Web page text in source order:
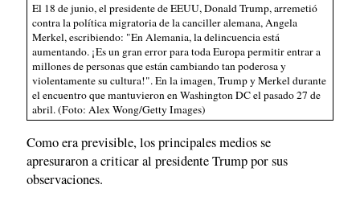
El 18 de junio, el presidente de EEUU, Donald Trump, arremetió
contra la política migratoria de la canciller alemana, Angela
Merkel, escribiendo: "En Alemania, la delincuencia está
aumentando. ¡Es un gran error para toda Europa permitir entrar a
millones de personas que están cambiando tan poderosa y
violentamente su cultura!". En la imagen, Trump y Merkel durante
el encuentro que mantuvieron en Washington DC el pasado 27 de
abril. (Foto: Alex Wong/Getty Images)
Como era previsible, los principales medios se
apresuraron a criticar al presidente Trump por sus
observaciones.